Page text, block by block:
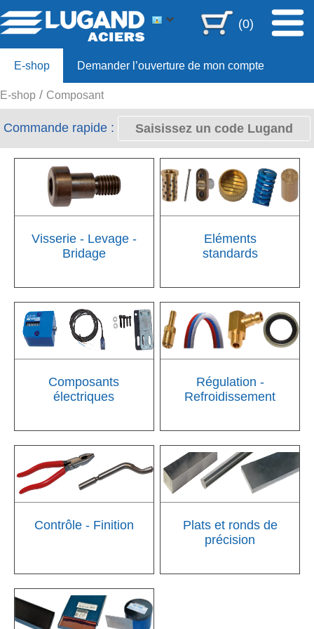
(0)
E-shop Demander l’ouverture de mon compte
Offre 80ans
E-shop Composant
Commande rapide :
Visserie - Levage -
Bridage
Eléments
standards
Composants
électriques
Régulation -
Refroidissement
Contrôle - Finition
Plats et ronds de
précision